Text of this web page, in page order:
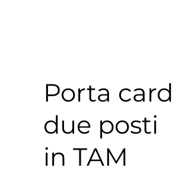
Porta card
due posti
in TAM